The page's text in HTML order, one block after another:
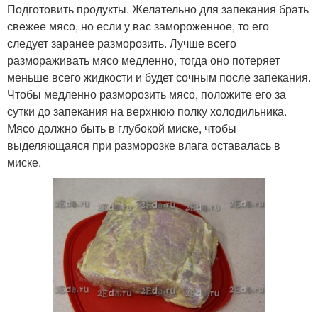
Подготовить продукты. Желательно для запекания брать
свежее мясо, но если у вас замороженное, то его
следует заранее разморозить. Лучше всего
размораживать мясо медленно, тогда оно потеряет
меньше всего жидкости и будет сочным после запекания.
Чтобы медленно разморозить мясо, положите его за
сутки до запекания на верхнюю полку холодильника.
Мясо должно быть в глубокой миске, чтобы
выделяющаяся при разморозке влага оставалась в
миске.